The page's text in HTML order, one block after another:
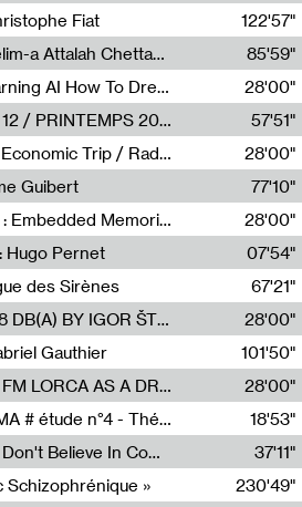
Fiat
122'57"
Formule Magique #3 : Selim-a Attalah Chettaoui
Chettaoui
85'59"
Radia Show #1103 : “Learning AI How To Dream” by Sebastian Dingens (Radio Campus Bruxelles)
28'00"
LA PYRAMIDE DE BOIS 12 / PRINTEMPS 2026
57'51"
Radia Show #1102 : The Economic Trip / Radio Grenouille
28'00"
Guibert
77'10"
Radia Show Show #1101 : Embedded Memories by Jimmy Peggie / radioart106
28'00"
Hugo Pernet
Pernet
07'54"
des Sirènes
67'21"
Radia Show #1100 : 74.48 DB(A) BY IGOR ŠTROMAJER FOR RADIO X
28'00"
Gauthier
101'50"
Radia Show #1099: TEA FM LORCA AS A DREAM
28'00"
Mimésis : MATERIA PRIMA # étude n°4 - Théâtre de l’Aquarium
Crisi
18'53"
Ok Deluxe (full album) - I Don't Believe In Computing
37'11"
Schizophrénique »
230'49"